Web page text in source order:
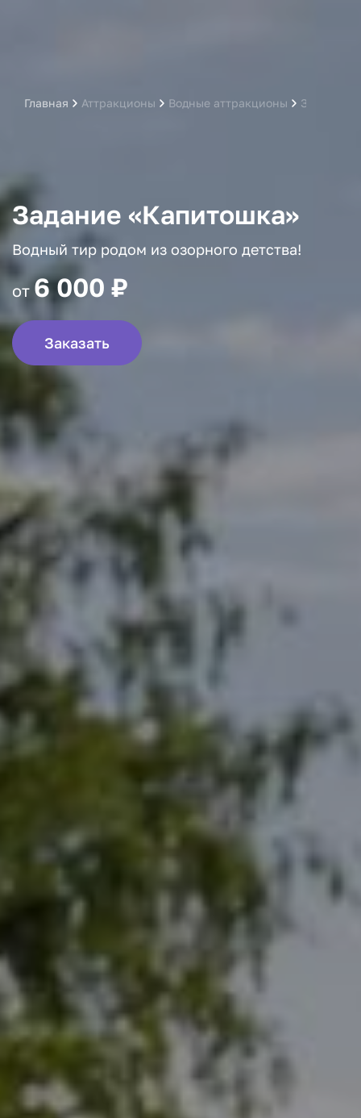
Главная Аттракционы Водные аттракционы Задание
Задание «Капитошка»
Водный тир родом из озорного детства!
от 6 000 ₽
Заказать